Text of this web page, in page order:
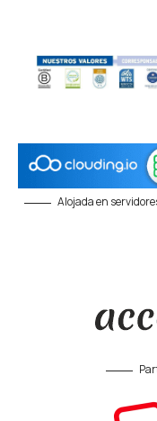
Alojada en